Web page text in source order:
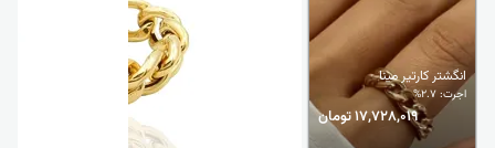
انگشتر کارتیر مینا
اجرت: 2.7%
17,728,019 تومان